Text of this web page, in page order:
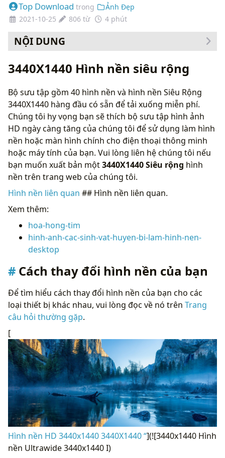
Top Download trong
Ảnh Đẹp
2021-10-25
806 từ 4 phút
NỘI DUNG
3440X1440 Hình nền siêu rộng
Bộ sưu tập gồm 40 hình nền và hình nền Siêu Rộng
3440X1440 hàng đầu có sẵn để tải xuống miễn phí.
Chúng tôi hy vọng bạn sẽ thích bộ sưu tập hình ảnh
HD ngày càng tăng của chúng tôi để sử dụng làm hình
nền hoặc màn hình chính cho điện thoại thông minh
hoặc máy tính của bạn. Vui lòng liên hệ chúng tôi nếu
bạn muốn xuất bản một3440X1440 Siêu rộng hình
nền trên trang web của chúng tôi.
Hình nền liên quan ## Hình nền liên quan.
Xem thêm:
hoa-hong-tim
hinh-anh-cac-sinh-vat-huyen-bi-lam-hinh-nen-
desktop
Cách thay đổi hình nền của bạn
Để tìm hiểu cách thay đổi hình nền của bạn cho các
loại thiết bị khác nhau, vui lòng đọc về nó trên Trang
câu hỏi thường gặp.
[
Hình nền HD 3440x1440 3440X1440 “](![3440x1440 Hình
nền Ultrawide 3440x1440 I)